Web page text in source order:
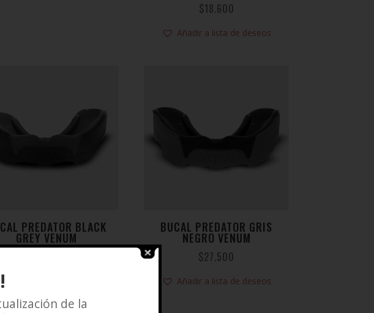
$18.600
Añadir a lista de deseos
PREDATOR BLACK
GREY VENUM
BUCAL PREDATOR GRIS
NEGRO VENUM
$27.500
Añadir a lista de deseos
de la